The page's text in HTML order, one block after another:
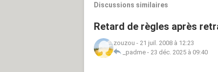
Discussions similaires
Retard de règles après
zouzou - 21 juil. 2008 à 12:23
_padme - 23 déc. 2025 à 09:40